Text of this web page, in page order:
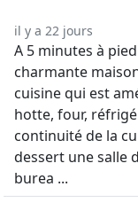
il y a 22 jours
A 5 minutes à
charmante
cuisine qui est
hotte, four,
continuité de la
dessert une salle
burea ...